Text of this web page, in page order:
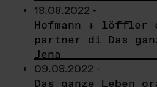
18.08.2022 -
Hofmann + löffler
partner di Das
Jena
09.08.2022 -
Das ganze Leben